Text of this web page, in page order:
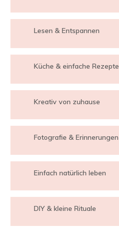
Lesen & Entspannen
Küche & einfache Rezepte
Kreativ von zuhause
Fotografie & Erinnerungen
Einfach natürlich leben
DIY & kleine Rituale